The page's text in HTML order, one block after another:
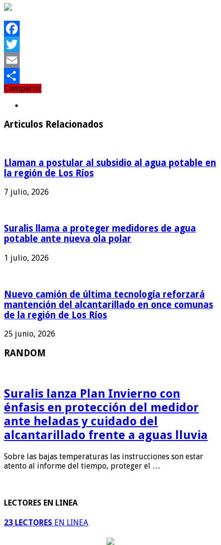
Facebook
Twitter
Email
Compartir
Compartir
Articulos Relacionados
Llaman a postular al subsidio al agua potable en
la región de Los Ríos
7 julio, 2026
Suralis llama a proteger medidores de agua
potable ante nueva ola polar
1 julio, 2026
Nuevo camión de última tecnología reforzará
mantención del alcantarillado en once comunas
de la región de Los Ríos
25 junio, 2026
RANDOM
Suralis lanza Plan Invierno con
énfasis en protección del medidor
ante heladas y cuidado del
alcantarillado frente a aguas lluvia
Sobre las bajas temperaturas las instrucciones son estar
atento al informe del tiempo, proteger el …
LECTORES EN LINEA
23 LECTORES EN LINEA